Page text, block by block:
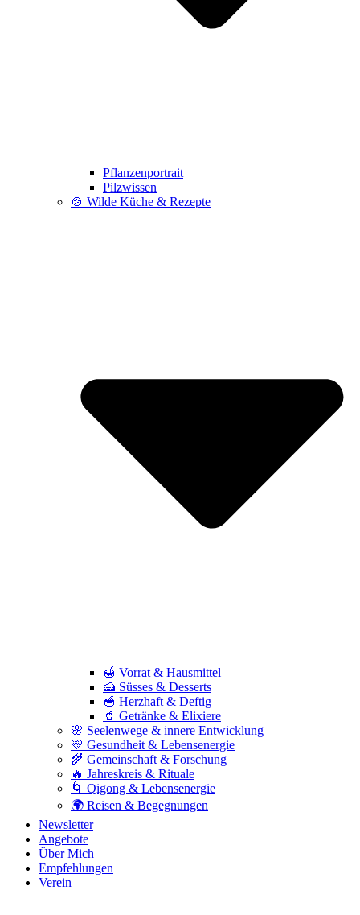
Pflanzenportrait
Pilzwissen
🍲 Wilde Küche & Rezepte
🍯 Vorrat & Hausmittel
🍰 Süsses & Desserts
🥣 Herzhaft & Deftig
🥤 Getränke & Elixiere
🌸 Seelenwege & innere Entwicklung
💛 Gesundheit & Lebensenergie
🌾 Gemeinschaft & Forschung
🔥 Jahreskreis & Rituale
🌀 Qigong & Lebensenergie
🌍 Reisen & Begegnungen
Newsletter
Angebote
Über Mich
Empfehlungen
Verein